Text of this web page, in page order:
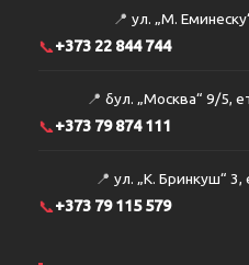
📍 ул. „М.
📞+373 22 844 744
📍 бул. „Москва“ 9/5,
📞+373 79 874 111
📍 ул. „К. Бринкуш“ 3,
📞+373 79 115 579